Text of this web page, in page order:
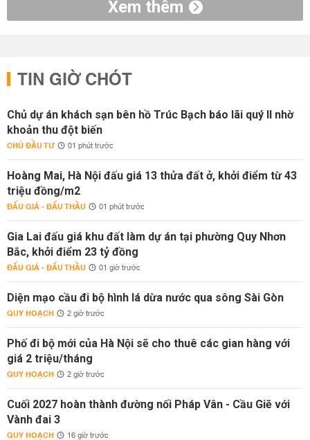
Xem thêm
TIN GIỜ CHÓT
Chủ dự án khách sạn bên hồ Trúc Bạch báo lãi quý II nhờ
khoản thu đột biến
CHỦ ĐẦU TƯ 01 phút trước
Hoàng Mai, Hà Nội đấu giá 13 thửa đất ở, khởi điểm từ 43
triệu đồng/m2
ĐẤU GIÁ - ĐẤU THẦU 01 phút trước
Gia Lai đấu giá khu đất làm dự án tại phường Quy Nhơn
Bắc, khởi điểm 23 tỷ đồng
ĐẤU GIÁ - ĐẤU THẦU 01 giờ trước
Diện mạo cầu đi bộ hình lá dừa nước qua sông Sài Gòn
QUY HOẠCH 2 giờ trước
Phố đi bộ mới của Hà Nội sẽ cho thuê các gian hàng với
giá 2 triệu/tháng
QUY HOẠCH 2 giờ trước
Cuối 2027 hoàn thành đường nối Pháp Vân - Cầu Giẽ với
Vành đai 3
QUY HOẠCH 16 giờ trước